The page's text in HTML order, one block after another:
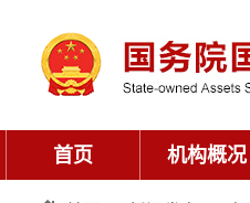
首页 机构概况